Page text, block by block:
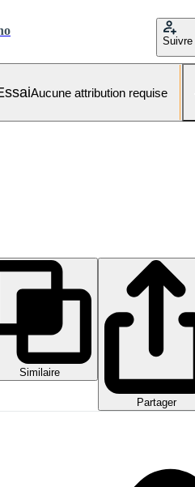
Suivre
Aucune attribution requise
Similaire
Partager